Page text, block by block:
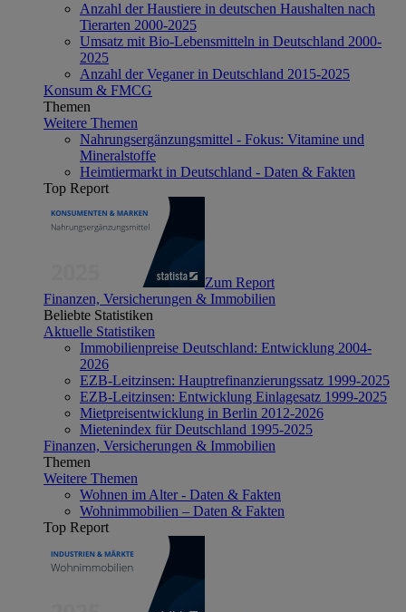
Anzahl der Haustiere in deutschen Haushalten nach
Tierarten 2000-2025
Umsatz mit Bio-Lebensmitteln in Deutschland 2000-
2025
Anzahl der Veganer in Deutschland 2015-2025
Konsum & FMCG
Themen
Weitere Themen
Nahrungsergänzungsmittel - Fokus: Vitamine und
Mineralstoffe
Heimtiermarkt in Deutschland - Daten & Fakten
Top Report
Zum Report
Finanzen, Versicherungen & Immobilien
Beliebte Statistiken
Aktuelle Statistiken
Immobilienpreise Deutschland: Entwicklung 2004-
2026
EZB-Leitzinsen: Hauptrefinanzierungssatz 1999-2025
EZB-Leitzinsen: Entwicklung Einlagesatz 1999-2025
Mietpreisentwicklung in Berlin 2012-2026
Mietenindex für Deutschland 1995-2025
Finanzen, Versicherungen & Immobilien
Themen
Weitere Themen
Wohnen im Alter - Daten & Fakten
Wohnimmobilien – Daten & Fakten
Top Report